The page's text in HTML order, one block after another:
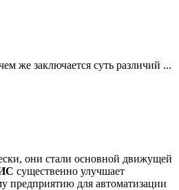
же заключается суть различий ...
они стали основной движущей
существенно улучшает
предприятию для автоматизации